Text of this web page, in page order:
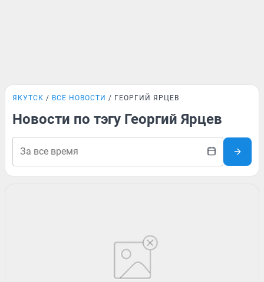
ЯКУТСК ВСЕ НОВОСТИ ГЕОРГИЙ ЯРЦЕВ
Новости по тэгу Георгий Ярцев